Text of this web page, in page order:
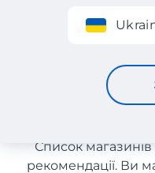
Одяг, взуття та
Одяг,
Список
рекомендації. Ви